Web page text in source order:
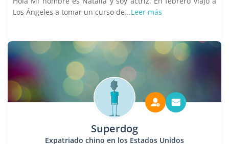
Los Ángeles a tomar un curso de...Leer más
Superdog
Expatriado chino en los Estados Unidos